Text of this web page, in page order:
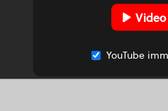
YouTube